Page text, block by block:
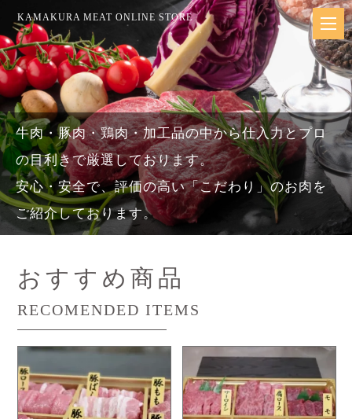
KAMAKURA MEAT ONLINE STORE
牛肉・豚肉・鶏肉・加工品の中から仕入力とプロ
の目利きで厳選しております。
安心・安全で、評価の高い「こだわり」のお肉を
ご紹介しております。
おすすめ商品
RECOMENDED ITEMS